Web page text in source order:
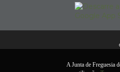
A Junta de Freguesia